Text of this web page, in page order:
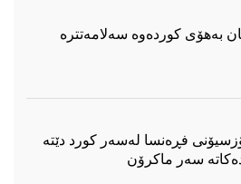
بەهۆی کوردەوە سەلامەتترە
فڕەنسا لەسەر كورد دێتە
سەر ماكرۆن